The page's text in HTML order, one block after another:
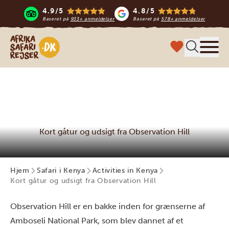
4.9/5
Baseret på 933+ anmeldelser
4.8/5
Baseret på 578+ anmeldelser
Safari-rejser i Afrika
Kort gåtur og udsigt fra Observation Hill
Hjem Safari i Kenya
Activities in Kenya
Kort gåtur og udsigt fra Observation Hill
Observation Hill er en bakke inden for grænserne af
Amboseli National Park, som blev dannet af et